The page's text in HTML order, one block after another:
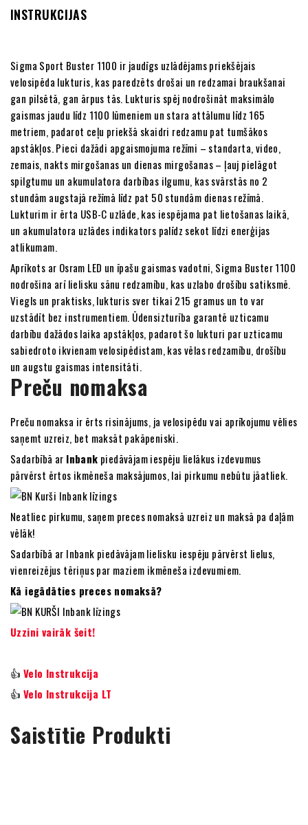
INSTRUKCIJAS
Sigma Sport Buster 1100 ir jaudīgs uzlādējams priekšējais
velosipēda lukturis, kas paredzēts drošai un redzamai braukšanai
gan pilsētā, gan ārpus tās. Lukturis spēj nodrošināt maksimālo
gaismas jaudu līdz 1100 lūmeniem un stara attālumu līdz 165
metriem, padarot ceļu priekšā skaidri redzamu pat tumšākos
apstākļos. Pieci dažādi apgaismojuma režīmi – standarta, video,
zemais, nakts mirgošanas un dienas mirgošanas – ļauj pielāgot
spilgtumu un akumulatora darbības ilgumu, kas svārstās no 2
stundām augstajā režīmā līdz pat 50 stundām dienas režīmā.
Lukturim ir ērta USB-C uzlāde, kas iespējama pat lietošanas laikā,
un akumulatora uzlādes indikators palīdz sekot līdzi enerģijas
atlikumam.
Aprīkots ar Osram LED un īpašu gaismas vadotni, Sigma Buster 1100
nodrošina arī lielisku sānu redzamību, kas uzlabo drošību satiksmē.
Viegls un praktisks, lukturis sver tikai 215 gramus un to var
uzstādīt bez instrumentiem. Ūdensizturība garantē uzticamu
darbību dažādos laika apstākļos, padarot šo lukturi par uzticamu
sabiedroto ikvienam velosipēdistam, kas vēlas redzamību, drošību
un augstu gaismas intensitāti.
Preču nomaksa
Preču nomaksa ir ērts risinājums, ja velosipēdu vai aprīkojumu vēlies
saņemt uzreiz, bet maksāt pakāpeniski.
Sadarbībā ar Inbank piedāvājam iespēju lielākus izdevumus
pārvērst ērtos ikmēneša maksājumos, lai pirkumu nebūtu jāatliek.
Neatliec pirkumu, saņem preces nomaksā uzreiz un maksā pa daļām
vēlāk!
Sadarbībā ar Inbank piedāvājam lielisku iespēju pārvērst lielus,
vienreizējus tēriņus par maziem ikmēneša izdevumiem.
Kā iegādāties preces nomaksā?
Uzzini vairāk šeit!
👍 Velo Instrukcija
👍 Velo Instrukcija LT
Saistītie Produkti